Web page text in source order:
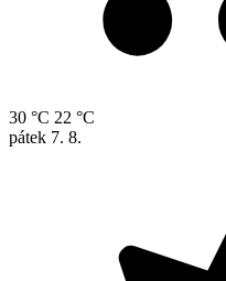
30 °C 22 °C
pátek 7. 8.